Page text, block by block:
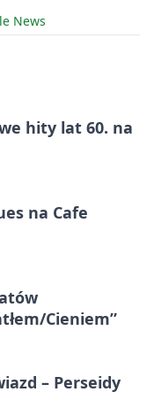
News
hity lat 60. na
na Cafe
Cieniem”
– Perseidy